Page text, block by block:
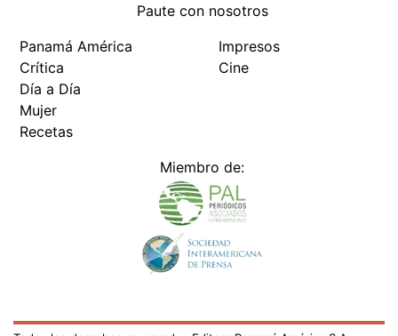
Paute con nosotros
Panamá América
Crítica
Día a Día
Mujer
Recetas
Impresos
Cine
Miembro de: